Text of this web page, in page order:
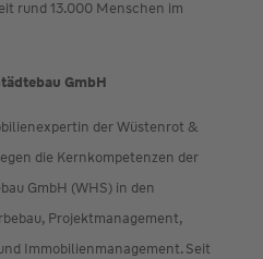
rund 13.000 Menschen im
GmbH
der Wüstenrot &
die Kernkompetenzen der
GmbH (WHS) in den
Projektmanagement,
Immobilienmanagement. Seit